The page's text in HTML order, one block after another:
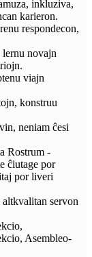
inkluziva,
karieron.
respondecon,
lernu novajn
viajn
konstruu
neniam ĉesi
Rostrum -
ĉiutage por
por liveri
servon
Asembleo-